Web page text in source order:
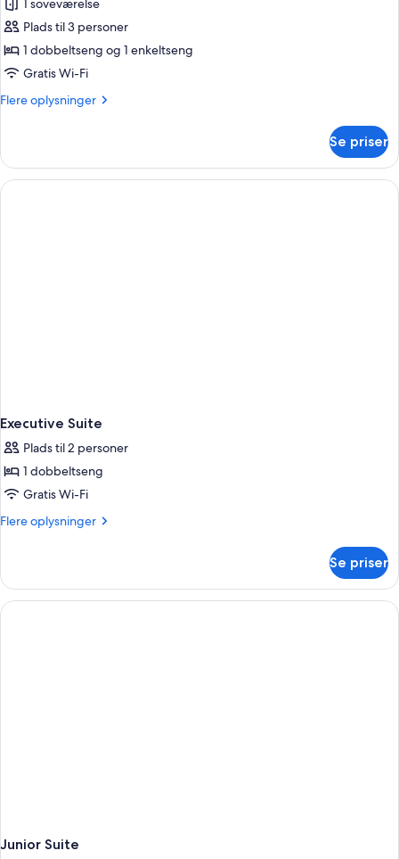
af
Superior-
værelse
til
personer
1 soveværelse
Plads til 3 personer
1 dobbeltseng og 1 enkeltseng
Gratis Wi-Fi
Flere oplysninger
Flere
værelse
til
3
Se priser
Executive Suite
Plads til 2 personer
1 dobbeltseng
Gratis Wi-Fi
Flere oplysninger
Flere
Suite
Se priser
Junior Suite